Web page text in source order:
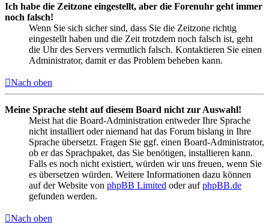
Ich habe die Zeitzone eingestellt, aber die Forenuhr geht immer
noch falsch!
Wenn Sie sich sicher sind, dass Sie die Zeitzone richtig
eingestellt haben und die Zeit trotzdem noch falsch ist, geht
die Uhr des Servers vermutlich falsch. Kontaktieren Sie einen
Administrator, damit er das Problem beheben kann.
Nach oben
Meine Sprache steht auf diesem Board nicht zur Auswahl!
Meist hat die Board-Administration entweder Ihre Sprache
nicht installiert oder niemand hat das Forum bislang in Ihre
Sprache übersetzt. Fragen Sie ggf. einen Board-Administrator,
ob er das Sprachpaket, das Sie benötigen, installieren kann.
Falls es noch nicht existiert, würden wir uns freuen, wenn Sie
es übersetzen würden. Weitere Informationen dazu können
auf der Website von phpBB Limited oder aufphpBB.de
gefunden werden.
Nach oben